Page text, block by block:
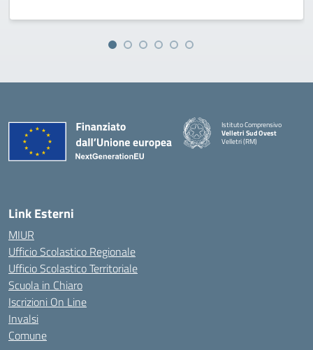
Istituto Comprensivo
Velletri Sud Ovest
Velletri (RM)
Link Esterni
MIUR
Ufficio Scolastico Regionale
Ufficio Scolastico Territoriale
Scuola in Chiaro
Iscrizioni On Line
Invalsi
Comune